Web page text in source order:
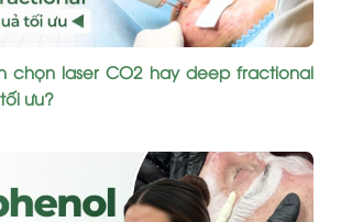
chọn laser CO2 hay deep fractional
ưu?